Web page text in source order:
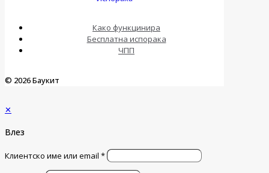
Како функцинира
Бесплатна испорака
ЧПП
© 2026 Баукит
✕
Влез
Клиентско име или email *